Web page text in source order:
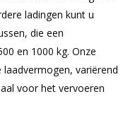
ladingen kunt u
die een
en 1000 kg. Onze
variërend
voor het vervoeren